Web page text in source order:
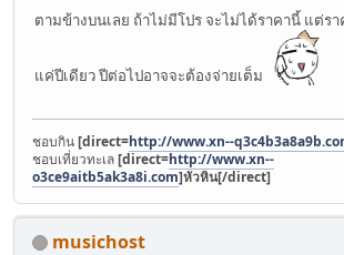
ตามข้างบนเลย ถ้าไม่มีโปร จะไม่ได้ราคานี้ แต่ร
แค่ปีเดียว ปีต่อไปอาจจะต้องจ่ายเต็ม
ชอบกิน[direct=http://www.xn--
ชอบเที่ยวทะเล[direct=http://www.xn--
o3ce9aitb5ak3a8i.com]หัวหิน[/direct]
musichost